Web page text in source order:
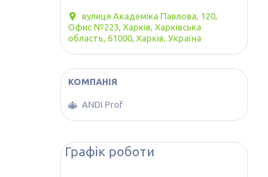
вулиця Академіка Павлова, 120,
Офис №223, Харків, Харківська
область, 61000, Харків, Україна
ANDI Prof
Графік роботи